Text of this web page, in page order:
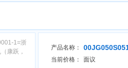
19001-1=浙江新柴
产品名称：
当前价格：
面议